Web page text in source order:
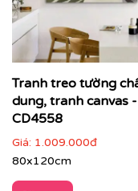
Với công nghệ in
từng chi tiết nhỏ
bạn một sản phẩm
Tranh treo tường
dung, tranh canvas -
CD4558
Giá: 1.009.000đ
80x120cm